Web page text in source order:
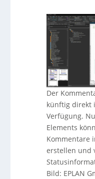
Der
künftig direkt
Verfügung.
Elements
Kommentare
erstellen und
Bild: EPLAN